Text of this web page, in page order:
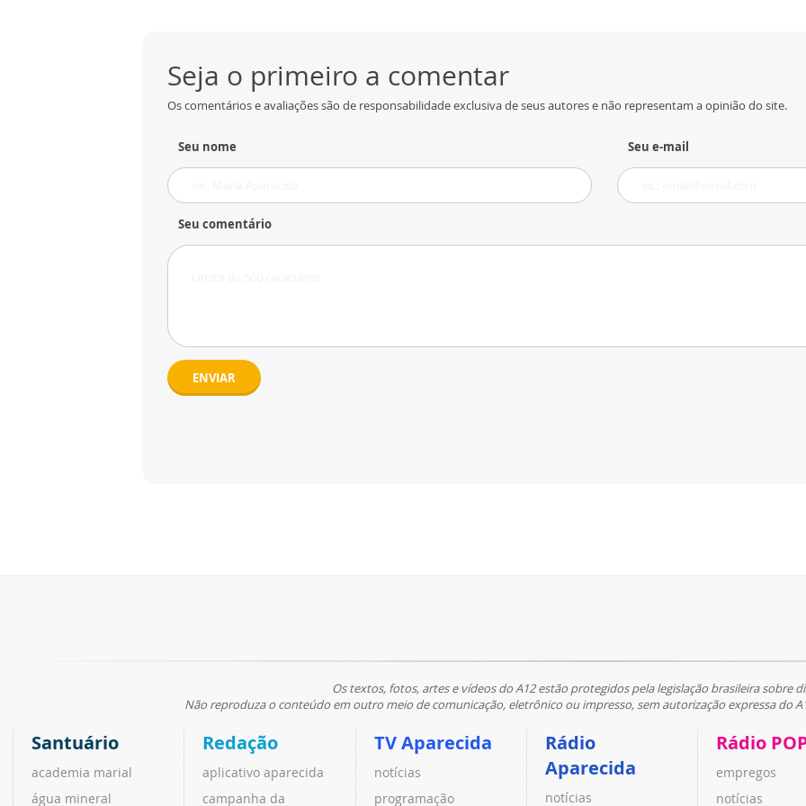
Seja o primeiro a comentar
Os comentários e avaliações são de responsabilidade exclusiva de seus autores e não representam a opinião do site.
Seu nome Seu e-mail
Seu comentário
ENVIAR
Os textos, fotos, artes e vídeos do A12 estão protegidos pela legislação brasileira sobre
Não reproduza o conteúdo em outro meio de comunicação, eletrônico ou impresso, sem autorização expressa do
Santuário
academia marial
água mineral
Redação
aplicativo aparecida
campanha da
TV Aparecida
notícias
programação
Rádio
Aparecida
notícias
Rádio
empregos
notícias